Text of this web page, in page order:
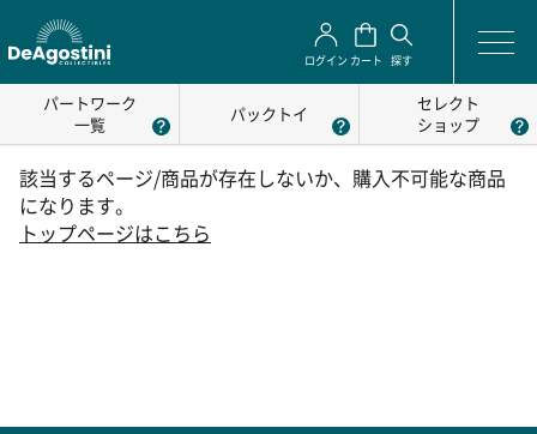
ログイン カート 探す
パートワーク
一覧
パックトイ
セレクト
ショップ
該当するページ/商品が存在しないか、購入不可能な商品
になります。
トップページはこちら